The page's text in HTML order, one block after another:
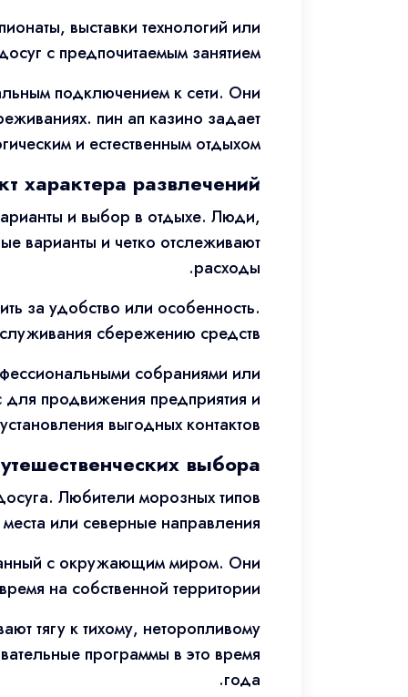
выставки технологий или
с предпочитаемым занятием.
подключением к сети. Они
пин ап казино задает
и естественным отдыхом.
характера развлечений
и выбор в отдыхе. Люди,
варианты и четко отслеживают
расходы.
за удобство или особенность.
сбережению средств.
собраниями или
для продвижения предприятия и
установления выгодных контактов.
выбора
Любители морозных типов
или северные направления.
с окружающим миром. Они
на собственной территории.
тягу к тихому, неторопливому
программы в это время
года.